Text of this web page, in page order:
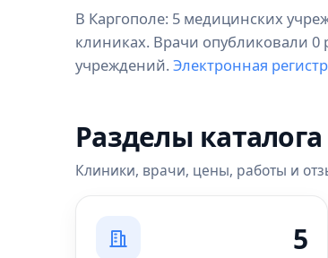
В Каргополе: 5 медицинских
клиниках. Врачи опубликовали 0
учреждений. Электронная
Разделы каталога
Клиники, врачи, цены, работы и
5